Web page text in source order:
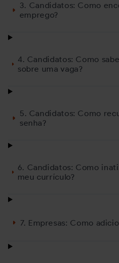
3. Candidatos: Como
emprego?
4. Candidatos: Como
sobre uma vaga?
5. Candidatos: Como
senha?
6. Candidatos: Como
meu currículo?
7. Empresas: Como